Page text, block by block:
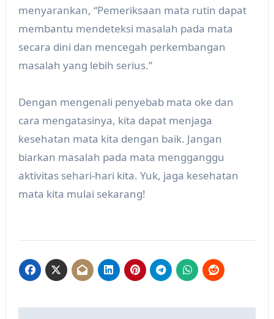
menyarankan, “Pemeriksaan mata rutin dapat
membantu mendeteksi masalah pada mata
secara dini dan mencegah perkembangan
masalah yang lebih serius.”
Dengan mengenali penyebab mata oke dan
cara mengatasinya, kita dapat menjaga
kesehatan mata kita dengan baik. Jangan
biarkan masalah pada mata mengganggu
aktivitas sehari-hari kita. Yuk, jaga kesehatan
mata kita mulai sekarang!